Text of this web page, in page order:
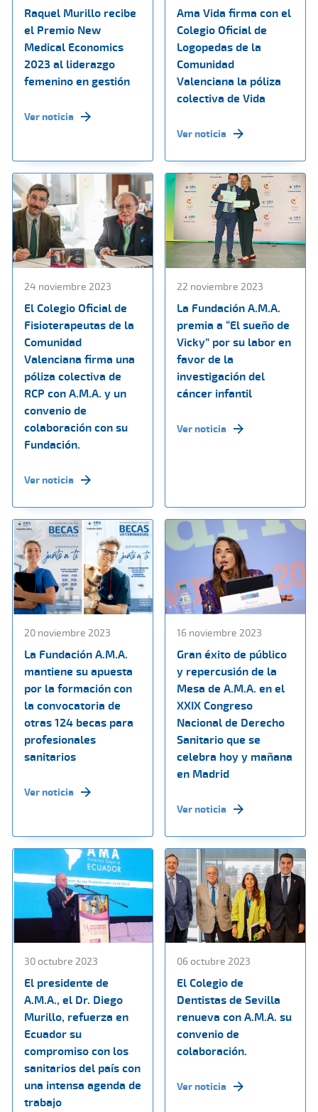
Raquel Murillo recibe
el Premio New
Medical Economics
2023 al liderazgo
femenino en gestión
Ver noticia
Ama Vida firma con el
Colegio Oficial de
Logopedas de la
Comunidad
Valenciana la póliza
colectiva de Vida
Ver noticia
24 noviembre 2023
El Colegio Oficial de
Fisioterapeutas de la
Comunidad
Valenciana firma una
póliza colectiva de
RCP con A.M.A. y un
convenio de
colaboración con su
Fundación.
Ver noticia
22 noviembre 2023
La Fundación A.M.A.
premia a “El sueño de
Vicky” por su labor en
favor de la
investigación del
cáncer infantil
Ver noticia
20 noviembre 2023
La Fundación A.M.A.
mantiene su apuesta
por la formación con
la convocatoria de
otras 124 becas para
profesionales
sanitarios
Ver noticia
16 noviembre 2023
Gran éxito de público
y repercusión de la
Mesa de A.M.A. en el
XXIX Congreso
Nacional de Derecho
Sanitario que se
celebra hoy y mañana
en Madrid
Ver noticia
30 octubre 2023
El presidente de
A.M.A., el Dr. Diego
Murillo, refuerza en
Ecuador su
compromiso con los
sanitarios del país con
una intensa agenda de
trabajo
06 octubre 2023
El Colegio de
Dentistas de Sevilla
renueva con A.M.A. su
convenio de
colaboración.
Ver noticia